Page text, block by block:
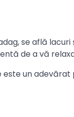
se află
de a vă
este un adevărat